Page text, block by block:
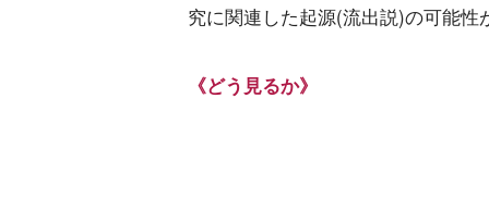
究に関連した起源(流出説)の可能
《どう見るか》